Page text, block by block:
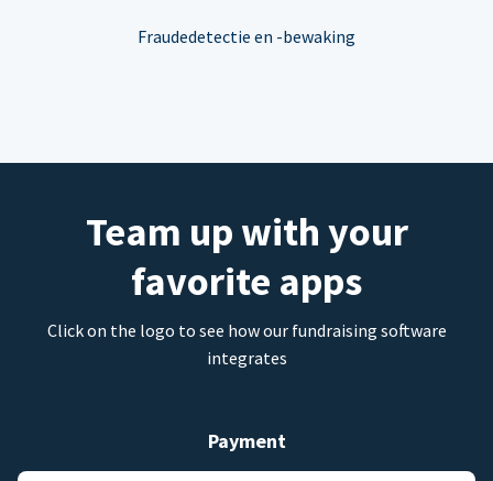
Fraudedetectie en -bewaking
Team up with your
favorite apps
Click on the logo to see how our fundraising software
integrates
Payment